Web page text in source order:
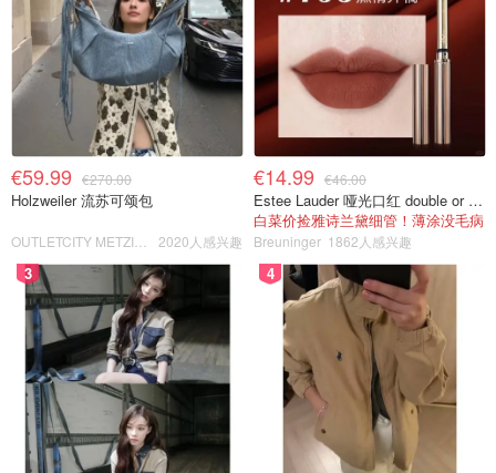
€59.99 €270.00
Holzweiler 流苏可颂包
2020人感兴趣
€14.99 €46.00
Estee Lauder 哑光口红 double or nothing色号
白菜价捡雅诗兰黛细管！薄涂没毛病
Breuninger 1862人感兴趣
3 4